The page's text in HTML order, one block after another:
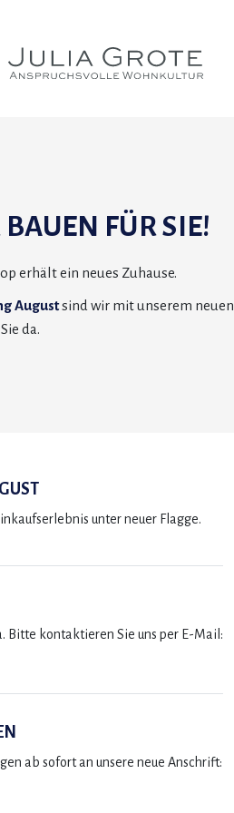
FÜR SIE!
erhält ein neues Zuhause.
Augustsind wir mit unserem neuen
da.
unter neuer Flagge.
Bitte kontaktieren Sie uns per E-Mail:
ab sofort an unsere neue Anschrift: